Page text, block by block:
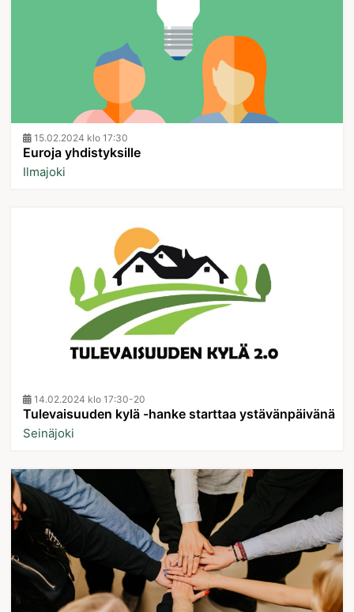
15.02.2024 klo 17:30
Euroja yhdistyksille
Ilmajoki
14.02.2024 klo 17:30-20
Tulevaisuuden kylä -hanke starttaa ystävänpäivänä
Seinäjoki